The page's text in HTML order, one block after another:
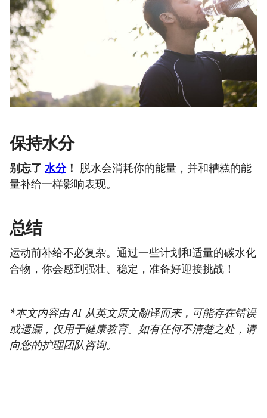
保持水分
别忘了 水分！ 脱水会消耗你的能量，并和糟糕的能
量补给一样影响表现。
总结
运动前补给不必复杂。通过一些计划和适量的碳水化
合物，你会感到强壮、稳定，准备好迎接挑战！
*本文内容由 AI 从英文原文翻译而来，可能存在错误
或遗漏，仅用于健康教育。如有任何不清楚之处，请
向您的护理团队咨询。